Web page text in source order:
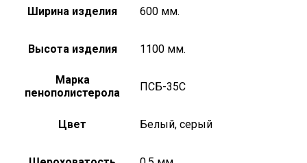
Ширина изделия 600 мм.
Высота изделия 1100 мм.
Марка
пенополистерола
ПСБ-35С
Цвет Белый, серый